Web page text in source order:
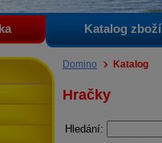
Katalog zboží
Domino Katalog
Hračky
Hledání: